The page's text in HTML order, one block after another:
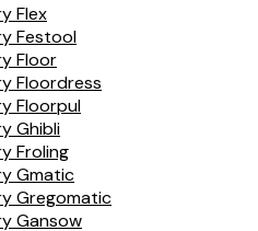
Flex
Festool
Floor
Floordress
Floorpul
Ghibli
Froling
Gmatic
Gregomatic
Gansow